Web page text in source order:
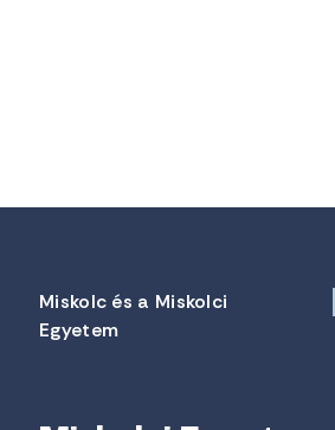
Miskolc és a Miskolci
Egyetem